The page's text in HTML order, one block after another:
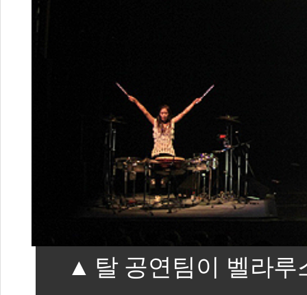
탈 공연팀이 벨라